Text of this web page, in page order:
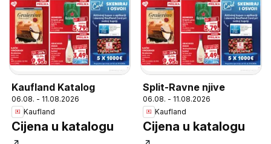
Kaufland Katalog
06.08. - 11.08.2026
Kaufland
Cijena u katalogu
Split-Ravne njive
06.08. - 11.08.2026
Kaufland
Cijena u katalogu